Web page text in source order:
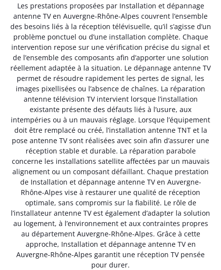
Les prestations proposées par Installation et dépannage
antenne TV en Auvergne-Rhône-Alpes couvrent l’ensemble
des besoins liés à la réception télévisuelle, qu’il s’agisse d’un
problème ponctuel ou d’une installation complète. Chaque
intervention repose sur une vérification précise du signal et
de l’ensemble des composants afin d’apporter une solution
réellement adaptée à la situation. Le dépannage antenne TV
permet de résoudre rapidement les pertes de signal, les
images pixellisées ou l’absence de chaînes. La réparation
antenne télévision TV intervient lorsque l’installation
existante présente des défauts liés à l’usure, aux
intempéries ou à un mauvais réglage. Lorsque l’équipement
doit être remplacé ou créé, l’installation antenne TNT et la
pose antenne TV sont réalisées avec soin afin d’assurer une
réception stable et durable. La réparation parabole
concerne les installations satellite affectées par un mauvais
alignement ou un composant défaillant. Chaque prestation
de Installation et dépannage antenne TV en Auvergne-
Rhône-Alpes vise à restaurer une qualité de réception
optimale, sans compromis sur la fiabilité. Le rôle de
l’installateur antenne TV est également d’adapter la solution
au logement, à l’environnement et aux contraintes propres
au département Auvergne-Rhône-Alpes. Grâce à cette
approche, Installation et dépannage antenne TV en
Auvergne-Rhône-Alpes garantit une réception TV pensée
pour durer.